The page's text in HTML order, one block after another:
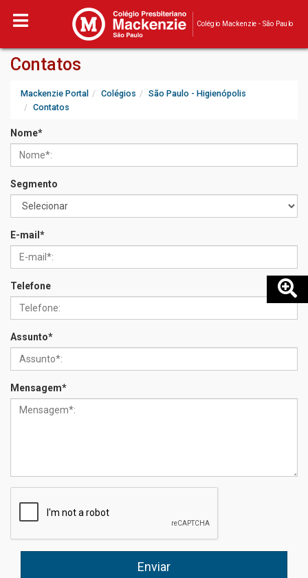
Colégio Mackenzie - São Paulo
Contatos
Mackenzie Portal Colégios
São Paulo - Higienópolis
Contatos
Nome*
Segmento
E-mail *
Telefone
Assunto*
Mensagem*